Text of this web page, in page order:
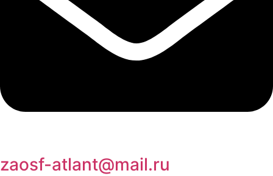
zaosf-atlant@mail.ru